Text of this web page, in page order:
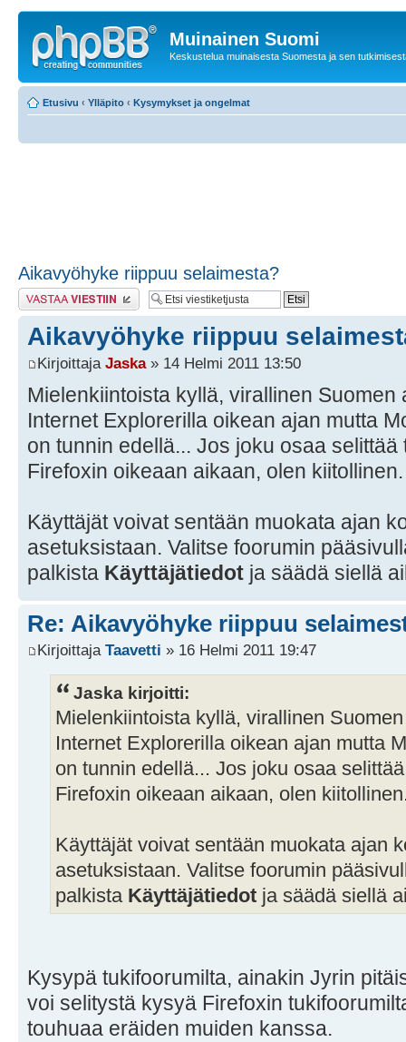
Muinainen Suomi
Keskustelua muinaisesta Suomesta ja sen
Etusivu ‹ Ylläpito ‹ Kysymykset ja ongelmat
Aikavyöhyke riippuu selaimesta?
Lähetä vastaus
Aikavyöhyke riippuu
Kirjoittaja Jaska» 14 Helmi 2011 13:50
Mielenkiintoista kyllä, virallinen Suomen
Internet Explorerilla oikean ajan mutta
on tunnin edellä... Jos joku osaa
Firefoxin oikeaan aikaan, olen kiitollinen.
Käyttäjät voivat sentään muokata ajan
asetuksistaan. Valitse foorumin
palkista Käyttäjätiedot ja säädä siellä
Re: Aikavyöhyke riippuu
Kirjoittaja Taavetti » 16 Helmi 2011 19:47
Jaska kirjoitti:
Mielenkiintoista kyllä, virallinen
Internet Explorerilla oikean ajan mutta
on tunnin edellä... Jos joku osaa
Firefoxin oikeaan aikaan, olen
Käyttäjät voivat sentään muokata ajan
asetuksistaan. Valitse foorumin
palkista Käyttäjätiedot ja säädä siellä
Kysypä tukifoorumilta, ainakin Jyrin
voi selitystä kysyä Firefoxin
touhuaa eräiden muiden kanssa.